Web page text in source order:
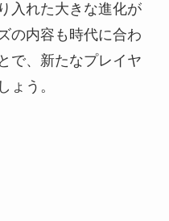
入れた大きな進化が
の内容も時代に合わ
で、新たなプレイヤ
ょう。